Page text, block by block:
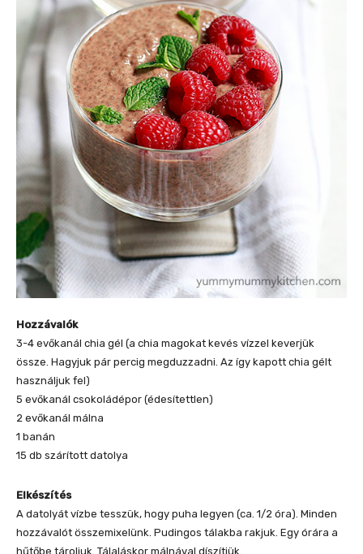
Hozzávalók
3-4 evőkanál chia gél (a chia magokat kevés vízzel keverjük
össze. Hagyjuk pár percig megduzzadni. Az így kapott chia gélt
használjuk fel)
5 evőkanál csokoládépor (édesítettlen)
2 evőkanál málna
1 banán
15 db szárított datolya
Elkészítés
A datolyát vízbe tesszük, hogy puha legyen (ca. 1/2 óra). Minden
hozzávalót összemixelünk. Pudingos tálakba rakjuk. Egy órára a
hűtőbe tároljuk. Tálaláskor málnával díszítjük.